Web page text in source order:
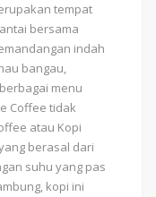
tempat
bersama
indah
bangau,
menu
Coffee tidak
atau Kopi
berasal dari
suhu yang pas
kopi ini